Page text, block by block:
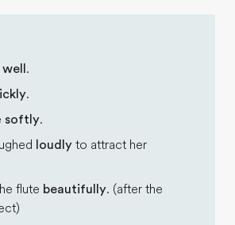
well .
.
softly.
loudly to attract her
flute beautifully. (after the